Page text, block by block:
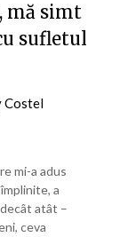
mă simt
sufletul
Costel
mi-a adus
a
atât –
ceva